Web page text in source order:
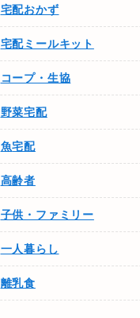
宅配おかず
宅配ミールキット
コープ・生協
野菜宅配
魚宅配
高齢者
子供・ファミリー
一人暮らし
離乳食